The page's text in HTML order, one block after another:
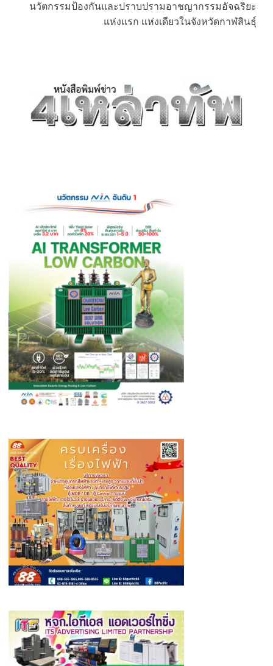
นวัตกรรมป้องกันและปราบปรามอาชญากรรมอัจฉริยะ
แห่งแรก แห่งเดียวในจังหวัดกาฬสินธุ์